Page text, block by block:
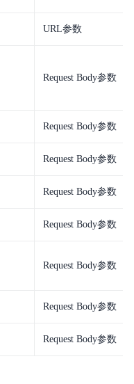
URL参数
Request Body参数
Request Body参数
Request Body参数
Request Body参数
Request Body参数
Request Body参数
Request Body参数
Request Body参数